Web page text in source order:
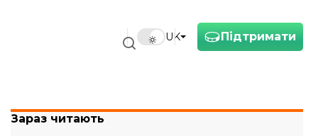
Підтримати
UK
Зараз читають